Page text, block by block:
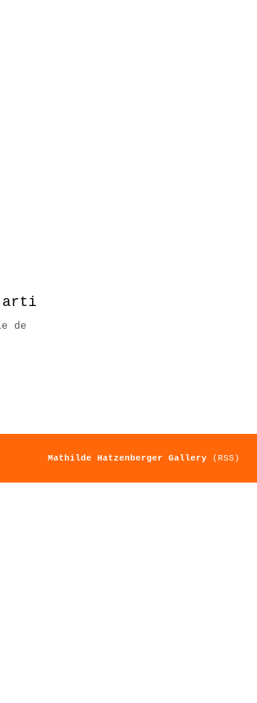
artistes !
de
Mathilde Hatzenberger Gallery (RSS)